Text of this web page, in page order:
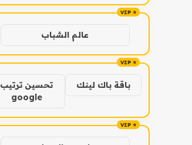
عالم الشباب
باقة باك لينك
تحسين ترتيب
google